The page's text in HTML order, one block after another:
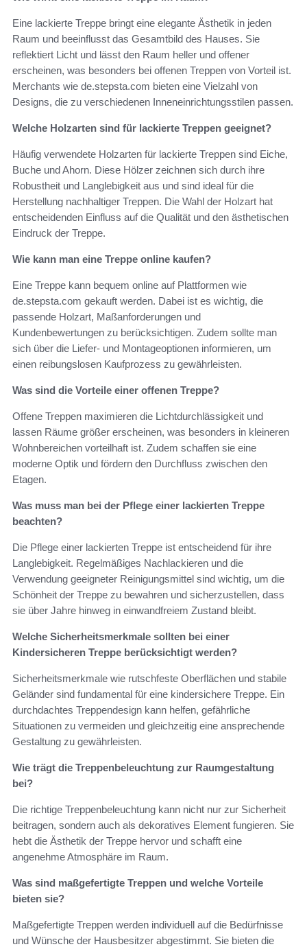
Eine lackierte Treppe bringt eine elegante Ästhetik in jeden
Raum und beeinflusst das Gesamtbild des Hauses. Sie
reflektiert Licht und lässt den Raum heller und offener
erscheinen, was besonders bei offenen Treppen von Vorteil ist.
Merchants wie de.stepsta.com bieten eine Vielzahl von
Designs, die zu verschiedenen Inneneinrichtungsstilen passen.
Welche Holzarten sind für lackierte Treppen geeignet?
Häufig verwendete Holzarten für lackierte Treppen sind Eiche,
Buche und Ahorn. Diese Hölzer zeichnen sich durch ihre
Robustheit und Langlebigkeit aus und sind ideal für die
Herstellung nachhaltiger Treppen. Die Wahl der Holzart hat
entscheidenden Einfluss auf die Qualität und den ästhetischen
Eindruck der Treppe.
Wie kann man eine Treppe online kaufen?
Eine Treppe kann bequem online auf Plattformen wie
de.stepsta.com gekauft werden. Dabei ist es wichtig, die
passende Holzart, Maßanforderungen und
Kundenbewertungen zu berücksichtigen. Zudem sollte man
sich über die Liefer- und Montageoptionen informieren, um
einen reibungslosen Kaufprozess zu gewährleisten.
Was sind die Vorteile einer offenen Treppe?
Offene Treppen maximieren die Lichtdurchlässigkeit und
lassen Räume größer erscheinen, was besonders in kleineren
Wohnbereichen vorteilhaft ist. Zudem schaffen sie eine
moderne Optik und fördern den Durchfluss zwischen den
Etagen.
Was muss man bei der Pflege einer lackierten Treppe
beachten?
Die Pflege einer lackierten Treppe ist entscheidend für ihre
Langlebigkeit. Regelmäßiges Nachlackieren und die
Verwendung geeigneter Reinigungsmittel sind wichtig, um die
Schönheit der Treppe zu bewahren und sicherzustellen, dass
sie über Jahre hinweg in einwandfreiem Zustand bleibt.
Welche Sicherheitsmerkmale sollten bei einer
Kindersicheren Treppe berücksichtigt werden?
Sicherheitsmerkmale wie rutschfeste Oberflächen und stabile
Geländer sind fundamental für eine kindersichere Treppe. Ein
durchdachtes Treppendesign kann helfen, gefährliche
Situationen zu vermeiden und gleichzeitig eine ansprechende
Gestaltung zu gewährleisten.
Wie trägt die Treppenbeleuchtung zur Raumgestaltung
bei?
Die richtige Treppenbeleuchtung kann nicht nur zur Sicherheit
beitragen, sondern auch als dekoratives Element fungieren. Sie
hebt die Ästhetik der Treppe hervor und schafft eine
angenehme Atmosphäre im Raum.
Was sind maßgefertigte Treppen und welche Vorteile
bieten sie?
Maßgefertigte Treppen werden individuell auf die Bedürfnisse
und Wünsche der Hausbesitzer abgestimmt. Sie bieten die